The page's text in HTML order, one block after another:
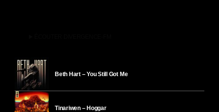
Beth Hart – You Still Got Me
Tinariwen – Hoggar